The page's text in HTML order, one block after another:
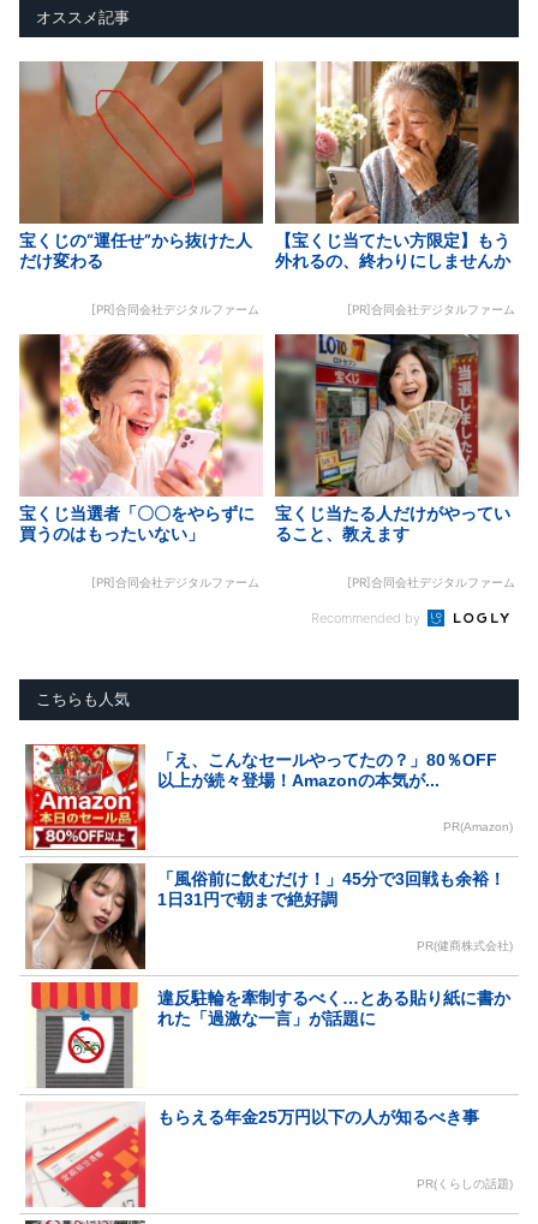
オススメ記事
宝くじの“運任せ”から抜けた人
だけ変わる
[PR]合同会社デジタルファーム
【宝くじ当てたい方限定】もう
外れるの、終わりにしませんか
[PR]合同会社デジタルファーム
宝くじ当選者「〇〇をやらずに
買うのはもったいない」
[PR]合同会社デジタルファーム
宝くじ当たる人だけがやってい
ること、教えます
[PR]合同会社デジタルファーム
Recommended by
こちらも人気
「え、こんなセールやってたの？」80％OFF
以上が続々登場！Amazonの本気が...
PR(Amazon)
「風俗前に飲むだけ！」45分で3回戦も余裕！
1日31円で朝まで絶好調
PR(健商株式会社)
違反駐輪を牽制するべく…とある貼り紙に書か
れた「過激な一言」が話題に
もらえる年金25万円以下の人が知るべき事
PR(くらしの話題)